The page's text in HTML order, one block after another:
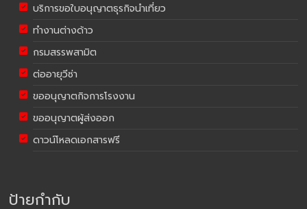
บริการขอใบอนุญาตธุรกิจนำเที่ยว
ทำงานต่างด้าว
กรมสรรพสามิต
ต่ออายุวีซ่า
ขออนุญาตกิจการโรงงาน
ขออนุญาตผู้ส่งออก
ดาวน์โหลดเอกสารฟรี
ป้ายกำกับ